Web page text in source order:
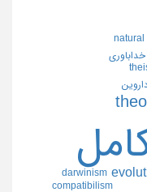
natural
خداباوري
compatibilism
darwinism